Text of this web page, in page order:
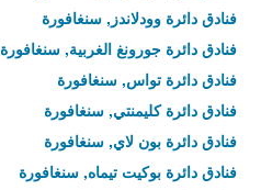
فنادق دائرة وودلاندز, سنغافورة
فنادق دائرة جورونغ الغربية, سنغافورة
فنادق دائرة تواس, سنغافورة
فنادق دائرة كليمنتي, سنغافورة
فنادق دائرة بون لاي, سنغافورة
فنادق دائرة بوكيت تيماه, سنغافورة